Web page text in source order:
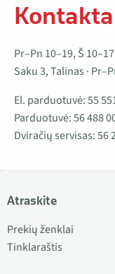
Pr–Pn 10–19, Š 10–17
Saku 3, Talinas ·
El. parduotuvė:55
Parduotuvė:56 488
Dviračių servisas:56
Atraskite
Prekių ženklai
Tinklaraštis